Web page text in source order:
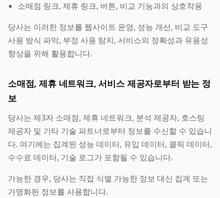
소매점 링크, 제휴 링크, 버튼, 비교 기능과의 상호작용
당사는 이러한 정보를 웹사이트 운영, 성능 개선, 비교 도구
사용 방식 파악, 부정 사용 탐지, 서비스의 정확성과 유용성
향상을 위해 활용합니다.
소매점, 제휴 네트워크, 서비스 제공자로부터 받는 정
보
당사는 제3자 소매점, 제휴 네트워크, 분석 제공자, 호스팅
제공자 및 기타 기술 파트너로부터 정보를 수신할 수 있습니
다. 여기에는 집계된 성능 데이터, 유입 데이터, 클릭 데이터,
수수료 데이터, 기술 로그가 포함될 수 있습니다.
가능한 경우, 당사는 직접 식별 가능한 정보 대신 집계 또는
가명화된 정보를 사용합니다.